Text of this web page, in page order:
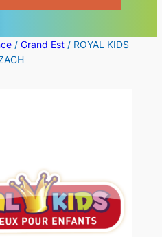
/ Grand Est/ ROYAL KIDS